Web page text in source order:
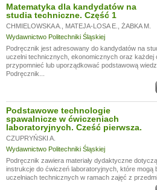
Matematyka dla kandydatów na
studia techniczne. Część 1
CHMIELOWSKA A. MATEJA-LOSA E.
ŻABKA M.
Wydawnictwo Politechniki Śląskiej
Podręcznik jest adresowany do kandydatów na
uczelni technicznych, ekonomicznych oraz każdej
przypomnieć lub uporządkować podstawową
Podręcznik...
Podstawowe technologie
spawalnicze w ćwiczeniach
laboratoryjnych. Cześć pierwsza.
CZUPRYŃSKI A.
Wydawnictwo Politechniki Śląskiej
Podręcznik zawiera materiały dydaktyczne
instrukcje do ćwiczeń laboratoryjnych, które
uczelniach technicznych w ramach zajęć z